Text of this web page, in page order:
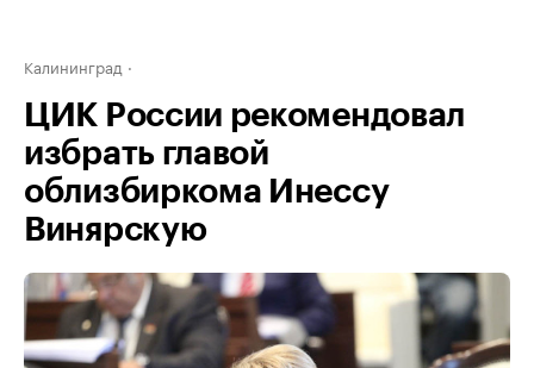
Калининград
ЦИК России рекомендовал
избрать главой
облизбиркома Инессу
Винярскую